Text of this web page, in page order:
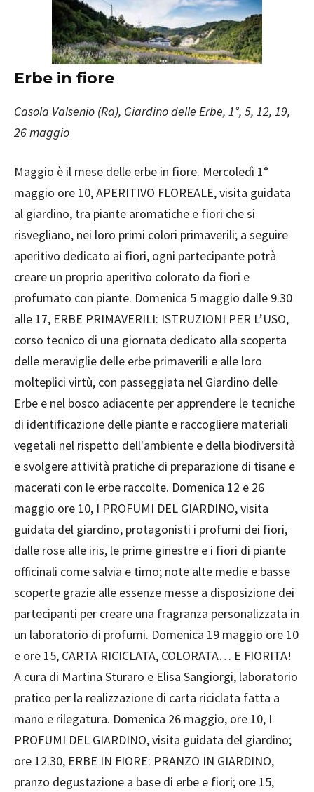
Erbe in fiore
Casola Valsenio (Ra), Giardino delle Erbe, 1°, 5, 12, 19,
26 maggio
Maggio è il mese delle erbe in fiore. Mercoledì 1°
maggio ore 10, APERITIVO FLOREALE, visita guidata
al giardino, tra piante aromatiche e fiori che si
risvegliano, nei loro primi colori primaverili; a seguire
aperitivo dedicato ai fiori, ogni partecipante potrà
creare un proprio aperitivo colorato da fiori e
profumato con piante. Domenica 5 maggio dalle 9.30
alle 17, ERBE PRIMAVERILI: ISTRUZIONI PER L’USO,
corso tecnico di una giornata dedicato alla scoperta
delle meraviglie delle erbe primaverili e alle loro
molteplici virtù, con passeggiata nel Giardino delle
Erbe e nel bosco adiacente per apprendere le tecniche
di identificazione delle piante e raccogliere materiali
vegetali nel rispetto dell'ambiente e della biodiversità
e svolgere attività pratiche di preparazione di tisane e
macerati con le erbe raccolte. Domenica 12 e 26
maggio ore 10, I PROFUMI DEL GIARDINO, visita
guidata del giardino, protagonisti i profumi dei fiori,
dalle rose alle iris, le prime ginestre e i fiori di piante
officinali come salvia e timo; note alte medie e basse
scoperte grazie alle essenze messe a disposizione dei
partecipanti per creare una fragranza personalizzata in
un laboratorio di profumi. Domenica 19 maggio ore 10
e ore 15, CARTA RICICLATA, COLORATA… E FIORITA!
A cura di Martina Sturaro e Elisa Sangiorgi, laboratorio
pratico per la realizzazione di carta riciclata fatta a
mano e rilegatura. Domenica 26 maggio, ore 10, I
PROFUMI DEL GIARDINO, visita guidata del giardino;
ore 12.30, ERBE IN FIORE: PRANZO IN GIARDINO,
pranzo degustazione a base di erbe e fiori; ore 15,